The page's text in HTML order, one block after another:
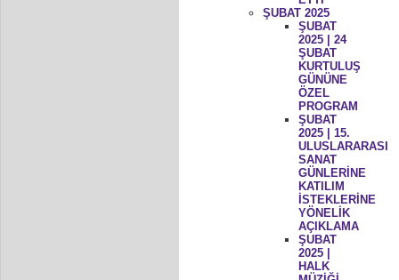
ŞUBAT 2025
ŞUBAT
2025 | 24
ŞUBAT
KURTULUŞ
GÜNÜNE
ÖZEL
PROGRAM
ŞUBAT
2025 | 15.
ULUSLARARASI
SANAT
GÜNLERİNE
KATILIM
İSTEKLERİNE
YÖNELİK
AÇIKLAMA
ŞUBAT
2025 |
HALK